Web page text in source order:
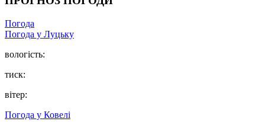
Погода
Погода у Луцьку
вологість:
тиск:
вітер:
Погода у Ковелі